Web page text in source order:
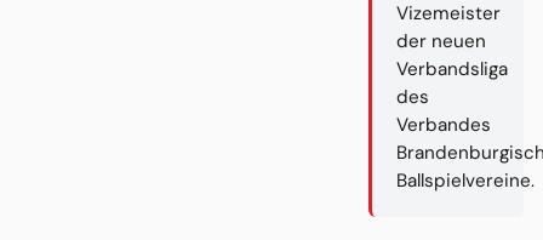
Vizemeister
der neuen
Verbandsliga
des
Verbandes
Ballspielvereine.